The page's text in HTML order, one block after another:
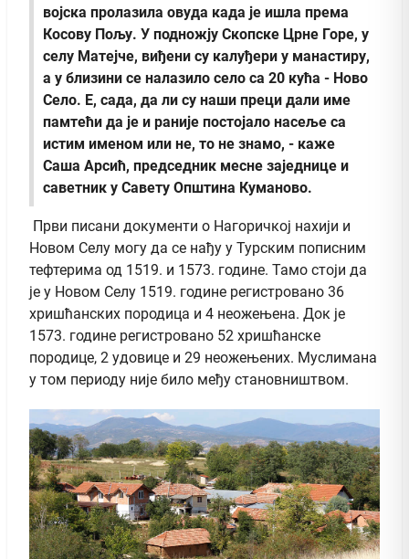
војска пролазила овуда када је ишла према
Косову Пољу. У подножју Скопске Црне Горе, у
селу Матејче, виђени су калуђери у манастиру,
а у близини се налазило село са 20 кућа - Ново
Село. Е, сада, да ли су наши преци дали име
памтећи да је и раније постојало насеље са
истим именом или не, то не знамо, - каже
Саша Арсић, председник месне заједнице и
саветник у Савету Општина Куманово.
Први писани документи о Нагоричкој нахији и
Новом Селу могу да се нађу у Турским пописним
тефтерима од 1519. и 1573. године. Тамо стоји да
је у Новом Селу 1519. године регистровано 36
хришћанских породица и 4 неожењена. Док је
1573. године регистровано 52 хришћанске
породице, 2 удовице и 29 неожењених. Муслимана
у том периоду није било међу становништвом.